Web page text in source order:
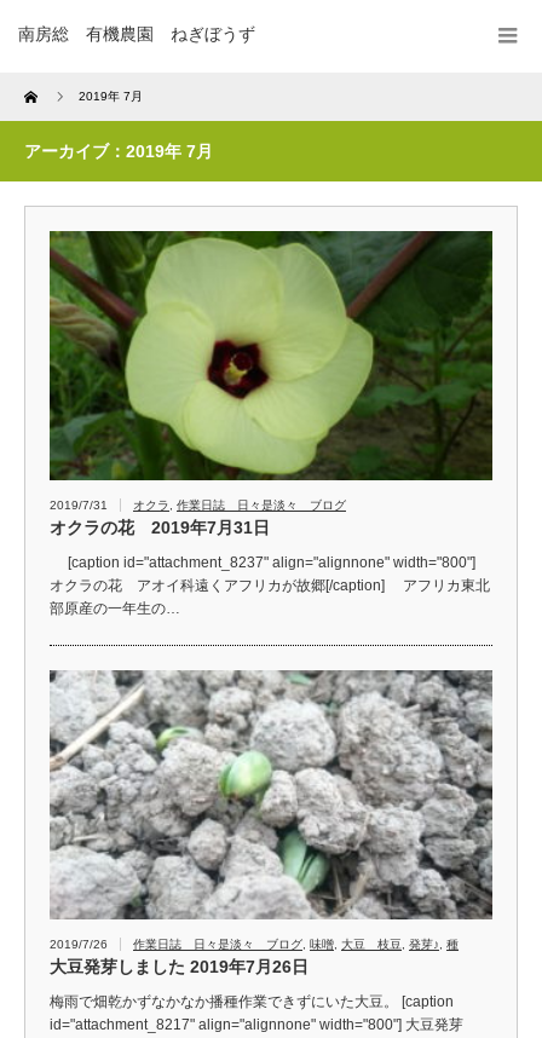
南房総 有機農園 ねぎぼうず
Home 2019年 7月
アーカイブ：2019年 7月
2019/7/31 オクラ 作業日誌 日々是淡々 ブログ
オクラの花 2019年7月31日
[caption id="attachment_8237" align="alignnone" width="800"]
オクラの花 アオイ科遠くアフリカが故郷[/caption] アフリカ東北
部原産の一年生の…
2019/7/26 作業日誌 日々是淡々 ブログ, 味噌, 大豆 枝豆, 発芽♪, 種
大豆発芽しました 2019年7月26日
梅雨で畑乾かずなかなか播種作業できずにいた大豆。 [caption
id="attachment_8217" align="alignnone" width="800"] 大豆発芽